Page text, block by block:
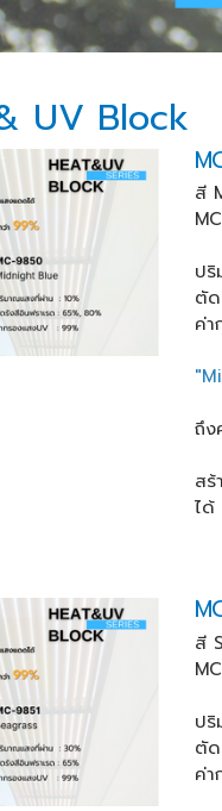
UV Block
สี
ป
ตั
ค่
ถึง
สร้
ได้
สี
ป
ตัด
ค่